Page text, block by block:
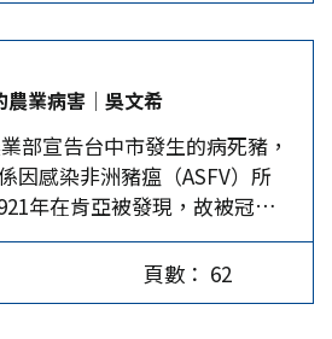
科技、航太、綠能、醫療、生
項目創新與先進製造應用，希
》扮演再造大陸科技優勢的關
科技」盛世的重要開端。…
附加值的代工模式，在「十五
峻的環保、能耗及技術標準壓
利、缺乏核心研發能力的台
其生存空間將被急劇壓縮。
的機遇。台灣在半導體、
密製造、AIoT（智慧物聯網）
厚的技術積累和管理經驗。大
」，亟需這些「隱形冠軍」的
失衡或偶發的悲劇，實則隱藏
同面臨的「失範狀態」當富裕
後，反而更容易陷入價值真空
求。 菁英藥物文化的雙重面
小模命案，到2025年信義區
，台灣社會反覆上演一種封閉
這些案件的共通特徵，除了密
與毒品過量致死外，更值得深
農業病害│吳文希
部宣告台中市發生的病死豬，
因感染非洲豬瘟（ASFV）所
年在肯亞被發現，故被冠名
高度感染性及致死率，「世界
）已將之列為需要通報的
，以便鄰近國家及與之有經貿
頁數： 62